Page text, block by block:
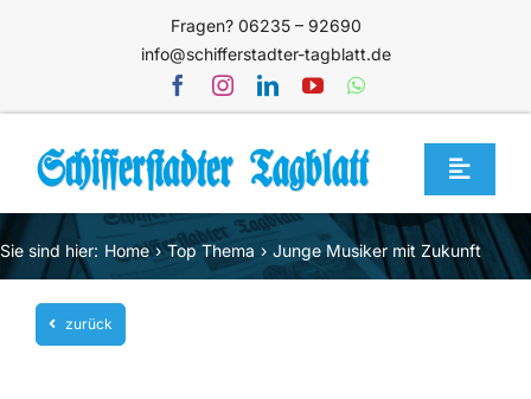
Fragen? 06235 – 92690
info@schifferstadter-tagblatt.de
Toggle
Home
Themen
Blog
Sie sind hier: Home Top Thema Junge Musiker mit Zukunft
zurück